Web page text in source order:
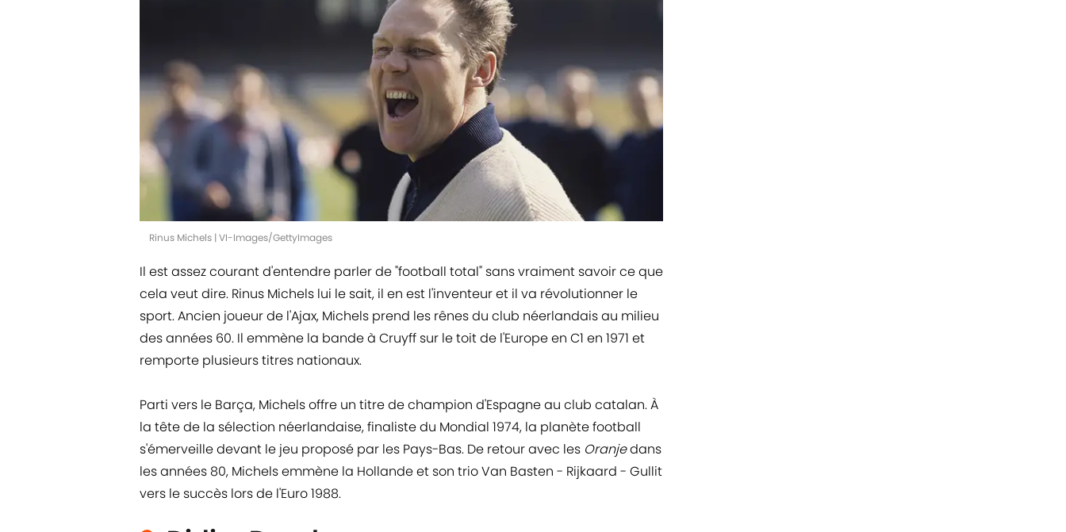
Rinus Michels | VI-Images/GettyImages
Il est assez courant d'entendre parler de "football total" sans vraiment savoir ce que
cela veut dire. Rinus Michels lui le sait, il en est l'inventeur et il va révolutionner le
sport. Ancien joueur de l'Ajax, Michels prend les rênes du club néerlandais au milieu
des années 60. Il emmène la bande à Cruyff sur le toit de l'Europe en C1 en 1971 et
remporte plusieurs titres nationaux.
Parti vers le Barça, Michels offre un titre de champion d'Espagne au club catalan. À
la tête de la sélection néerlandaise, finaliste du Mondial 1974, la planète football
s'émerveille devant le jeu proposé par les Pays-Bas. De retour avec les Oranjedans
les années 80, Michels emmène la Hollande et son trio Van Basten - Rijkaard - Gullit
vers le succès lors de l'Euro 1988.